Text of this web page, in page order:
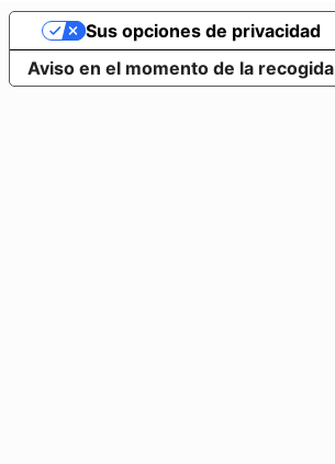
Aviso en el momento de la recogida
Sus opciones de privacidad